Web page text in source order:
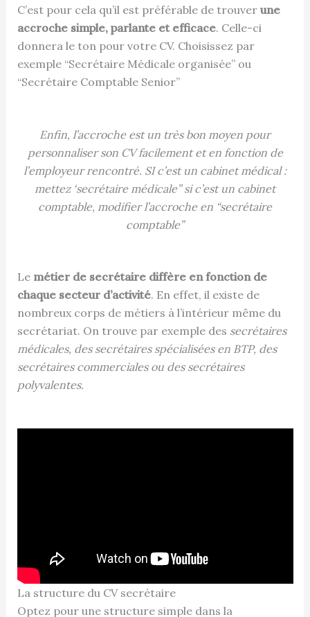
C’est pour cela qu’il est préférable de trouver une
accroche simple, parlante et efficace. Celle-ci
donnera le ton pour votre CV. Choisissez par
exemple “Secrétaire Médicale organisée” ou
“Secrétaire Comptable Senior”
Enfin, l’accroche est un très bon moyen pour
personnaliser son CV facilement et en fonction de
l’employeur rencontré. SI c’est un cabinet médical :
mettez ‘secrétaire médicale” si c’est un cabinet
comptable, modifier l’accroche en “secrétaire
comptable”
Le métier de secrétaire diffère en fonction de
chaque secteur d’activité. En effet, il existe de
nombreux corps de métiers à l’intérieur même du
secrétariat. On trouve par exemple des secrétaires
médicales, des secrétaires spécialisées en BTP, des
secrétaires commerciales ou des secrétaires
polyvalentes.
La structure du CV secrétaire
Optez pour une structure simple dans la